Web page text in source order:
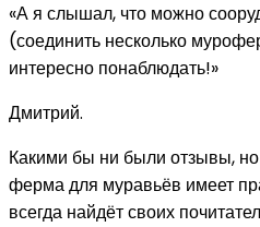
«А я слышал, что можно
(соединить несколько
интересно понаблюдать!»
Дмитрий.
Какими бы ни были отзывы,
ферма для муравьёв имеет
всегда найдёт своих